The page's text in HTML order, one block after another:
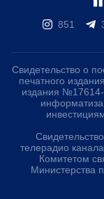
851
Свидетельство о
печатного
издания
телерадио
Комитетом
Министерства